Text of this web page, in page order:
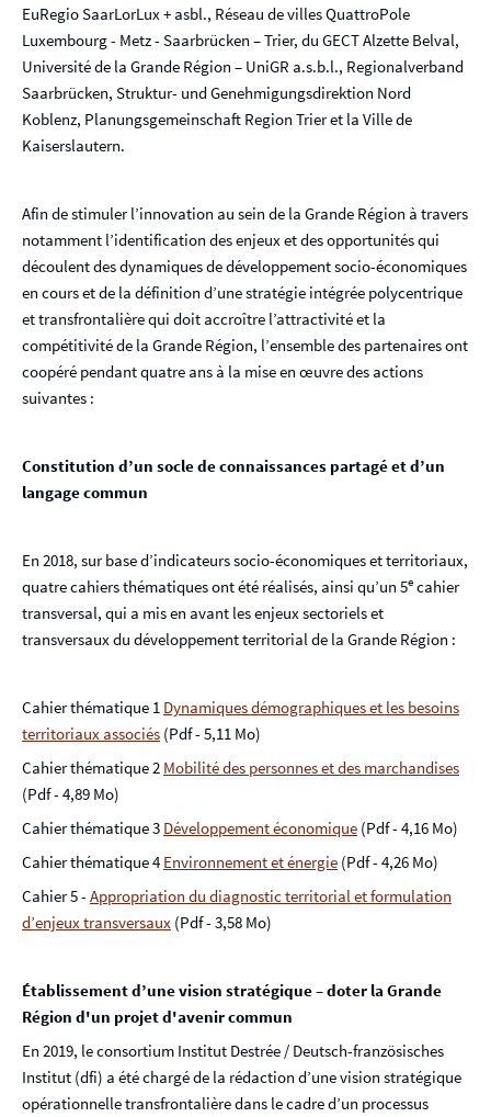
EuRegio SaarLorLux + asbl., Réseau de villes QuattroPole
Luxembourg - Metz - Saarbrücken – Trier, du GECT Alzette Belval,
Université de la Grande Région – UniGR a.s.b.l., Regionalverband
Saarbrücken, Struktur- und Genehmigungsdirektion Nord
Koblenz, Planungsgemeinschaft Region Trier et la Ville de
Kaiserslautern.
Afin de stimuler l’innovation au sein de la Grande Région à travers
notamment l’identification des enjeux et des opportunités qui
découlent des dynamiques de développement socio-économiques
en cours et de la définition d’une stratégie intégrée polycentrique
et transfrontalière qui doit accroître l’attractivité et la
compétitivité de la Grande Région, l’ensemble des partenaires ont
coopéré pendant quatre ans à la mise en œuvre des actions
suivantes :
Constitution d’un socle de connaissances partagé et d’un
langage commun
En 2018, sur base d’indicateurs socio-économiques et territoriaux,
quatre cahiers thématiques ont été réalisés, ainsi qu’un 5e cahier
transversal, qui a mis en avant les enjeux sectoriels et
transversaux du développement territorial de la Grande Région :
Cahier thématique 1 Dynamiques démographiques et les besoins
territoriaux associés (Pdf - 5,11 Mo)
Cahier thématique 2 Mobilité des personnes et des marchandises
(Pdf - 4,89 Mo)
Cahier thématique 3 Développement économique (Pdf - 4,16 Mo)
Cahier thématique 4 Environnement et énergie (Pdf - 4,26 Mo)
Cahier 5 - Appropriation du diagnostic territorial et formulation
d’enjeux transversaux (Pdf - 3,58 Mo)
Établissement d’une vision stratégique – doter la Grande
Région d'un projet d'avenir commun
En 2019, le consortium Institut Destrée / Deutsch-französisches
Institut (dfi) a été chargé de la rédaction d’une vision stratégique
opérationnelle transfrontalière dans le cadre d’un processus